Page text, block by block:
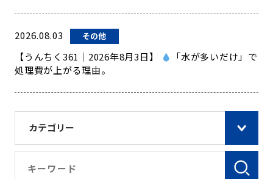
カテゴリー
2026.08.03 その他
【うんちく361｜2026年8月3日】
「水が多いだけ」で
処理費が上がる理由。